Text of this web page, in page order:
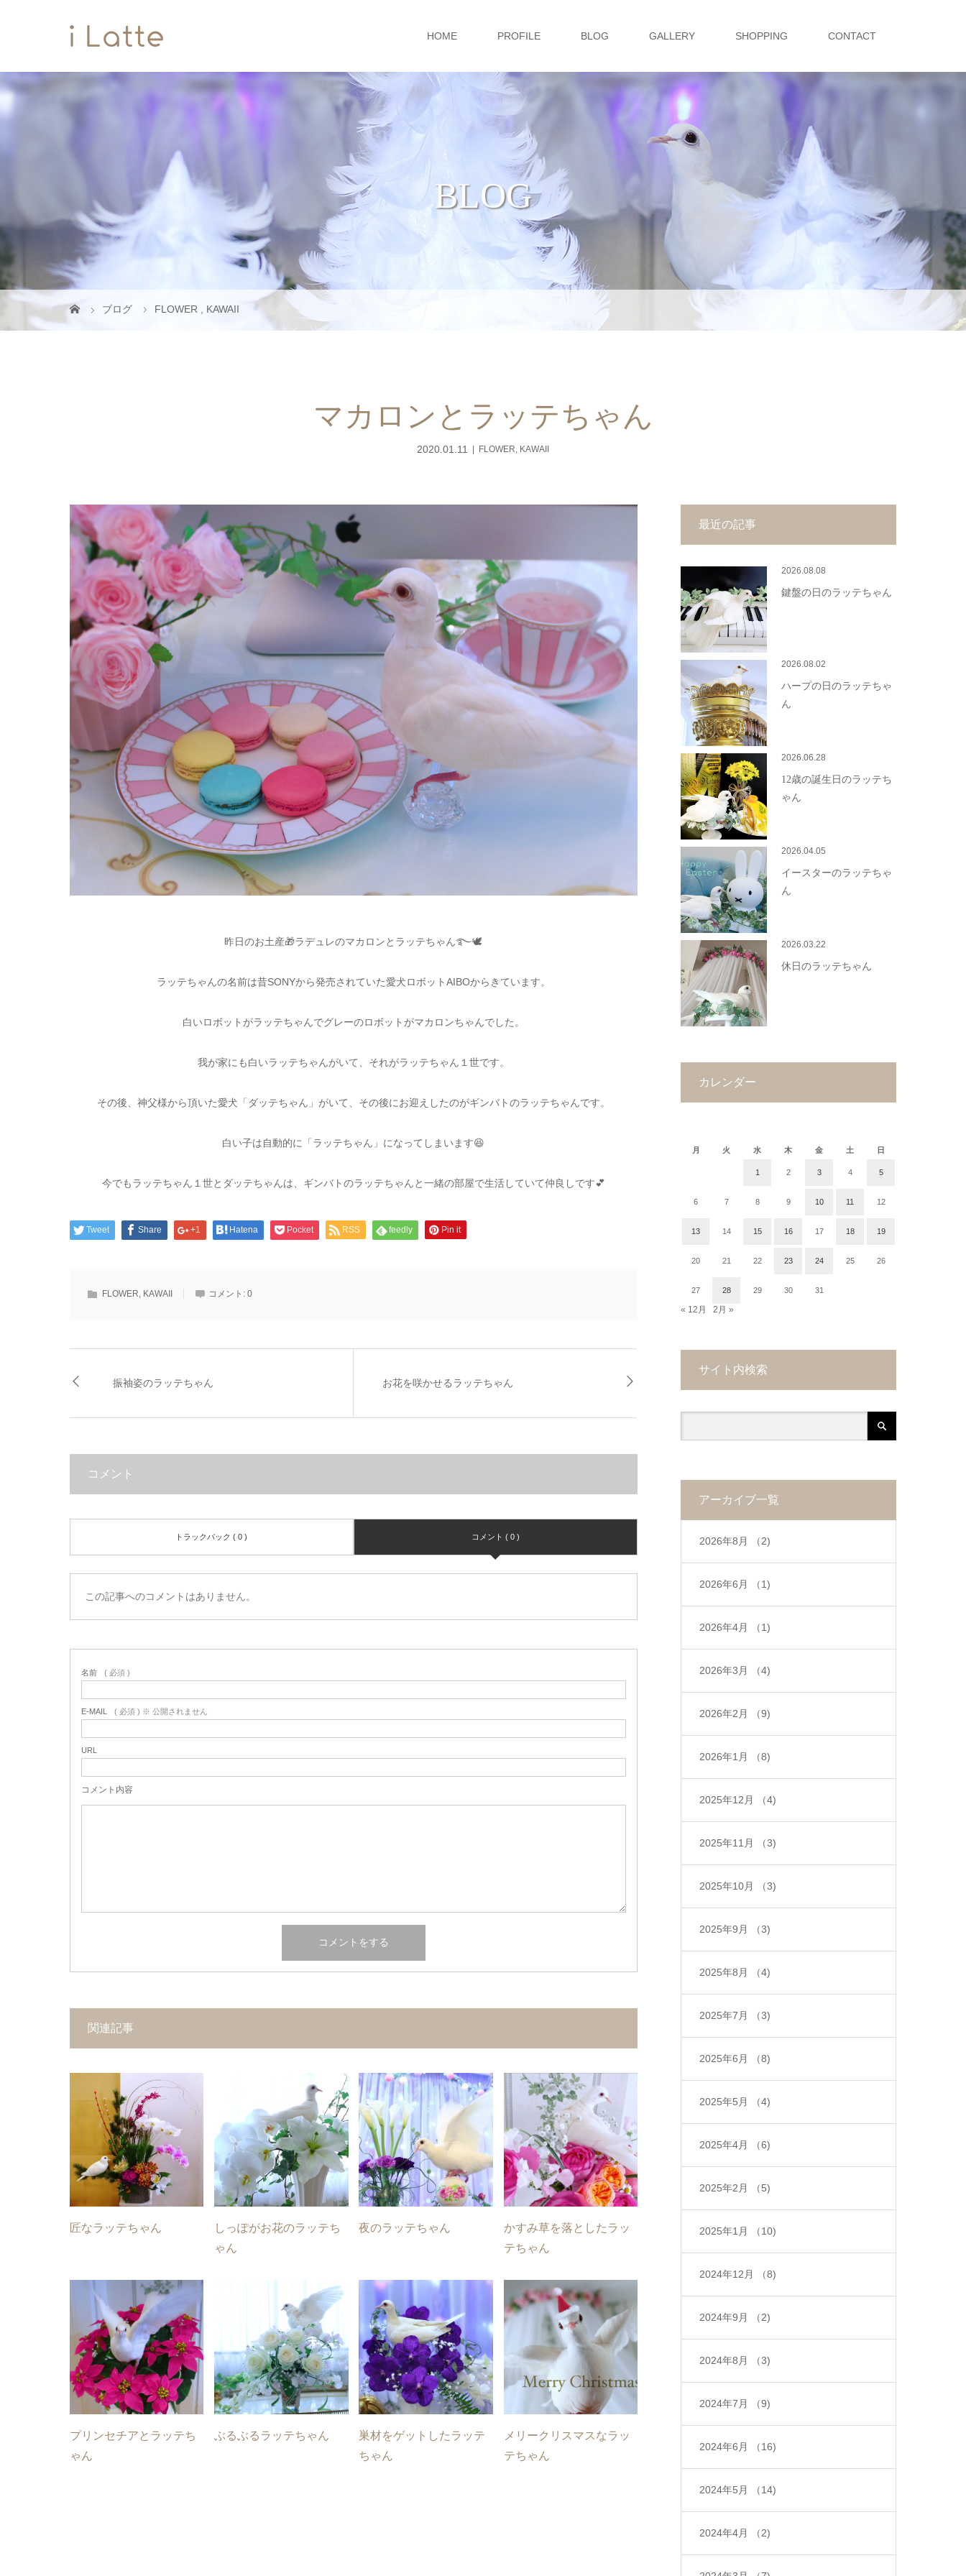
HOME PROFILE BLOG GALLERY SHOPPING CONTACT
BLOG
ブログ FLOWER KAWAII
マカロンとラッテちゃん
2020.01.11 FLOWER, KAWAII
昨日のお土産🎁ラデュレのマカロンとラッテちゃん࿐🕊
ラッテちゃんの名前は昔SONYから発売されていた愛犬ロボットAIBOからきています。
白いロボットがラッテちゃんでグレーのロボットがマカロンちゃんでした。
我が家にも白いラッテちゃんがいて、それがラッテちゃん１世です。
その後、神父様から頂いた愛犬「ダッテちゃん」がいて、その後にお迎えしたのがギンバトのラッテちゃんです。
白い子は自動的に「ラッテちゃん」になってしまいます😆
今でもラッテちゃん１世とダッテちゃんは、ギンバトのラッテちゃんと一緒の部屋で生活していて仲良しです💕
Tweet Share +1 Hatena Pocket RSS feedly Pin it
FLOWER, KAWAII コメント: 0
振袖姿のラッテちゃん お花を咲かせるラッテちゃん
コメント
トラックバック ( 0 ) コメント ( 0 )
この記事へのコメントはありません。
名前 ( 必須 )
E-MAIL ( 必須 ) ※ 公開されません
URL
コメント内容
関連記事
匠なラッテちゃん
しっぽがお花のラッテち
ゃん
夜のラッテちゃん
かすみ草を落としたラッ
テちゃん
プリンセチアとラッテち
ゃん
ぶるぶるラッテちゃん
巣材をゲットしたラッテ
ちゃん
メリークリスマスなラッ
テちゃん
最近の記事
2026.08.08
鍵盤の日のラッテちゃん
2026.08.02
ハープの日のラッテちゃ
ん
2026.06.28
12歳の誕生日のラッテち
ゃん
2026.04.05
イースターのラッテちゃ
ん
2026.03.22
休日のラッテちゃん
カレンダー
月
火 水 木 金 土 日
1 2 3 4 5
6 7 8 9 10 11 12
13 14 15 16 17 18 19
20 21 22 23 24 25 26
27 28 29 30 31
« 12月 2月 »
サイト内検索
アーカイブ一覧
2026年8月 （2)
2026年6月 （1)
2026年4月 （1)
2026年3月 （4)
2026年2月 （9)
2026年1月 （8)
2025年12月 （4)
2025年11月 （3)
2025年10月 （3)
2025年9月 （3)
2025年8月 （4)
2025年7月 （3)
2025年6月 （8)
2025年5月 （4)
2025年4月 （6)
2025年2月 （5)
2025年1月 （10)
2024年12月 （8)
2024年9月 （2)
2024年8月 （3)
2024年7月 （9)
2024年6月 （16)
2024年5月 （14)
2024年4月 （2)